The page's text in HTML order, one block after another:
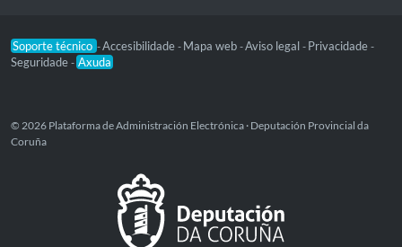
Soporte técnico -Accesibilidade - Mapa web -Aviso legal - Privacidade -
Seguridade - Axuda
© 2026 Plataforma de Administración Electrónica · Deputación Provincial da
Coruña